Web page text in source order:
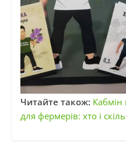
Читайте також: Кабмін
для фермерів: хто і